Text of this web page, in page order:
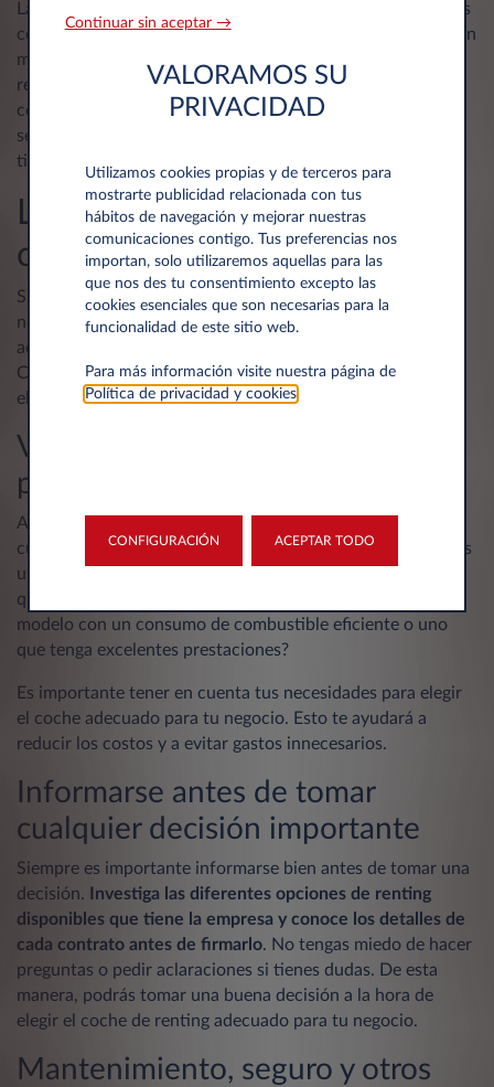
Las empresas de renting también ofrecen coches eléctricos
como una opción de renting. Los vehículos eléctricos tienen
muchas ventajas como el bajo consumo de energía, la
reducción de emisiones contaminantes y la posibilidad de
conducir en áreas restringidas de emisiones. Además,
seguramente puedas beneficiarte de algunas ventajas de
tipo fiscal.
Los consejos para elegir el
coche de renting perfecto
Si estás buscando un coche de renting de calidad para tu
negocio, es importante tener en cuenta algunos consejos
adicionales que te ayudarán a tomar una buena decisión.
Considera los siguientes aspectos antes de hacer tu
elección:
Valora siempre tus necesidades
para una mejor elección
Antes de elegir un coche de renting, evalúa
cuidadosamente las necesidades de tu empresa. ¿Necesitas
un coche con mucho espacio de almacenamiento, o uno
que sea fácil de manejar y de estacionar? ¿Buscas un
modelo con un consumo de combustible eficiente o uno
que tenga excelentes prestaciones?
Es importante tener en cuenta tus necesidades para elegir
el coche adecuado para tu negocio. Esto te ayudará a
reducir los costos y a evitar gastos innecesarios.
Informarse antes de tomar
cualquier decisión importante
Siempre es importante informarse bien antes de tomar una
decisión. Investiga las diferentes opciones de renting
disponibles que tiene la empresa y conoce los detalles de
cada contrato antes de firmarlo. No tengas miedo de hacer
preguntas o pedir aclaraciones si tienes dudas. De esta
manera, podrás tomar una buena decisión a la hora de
elegir el coche de renting adecuado para tu negocio.
Mantenimiento, seguro y otros
Continuar sin aceptar →
VALORAMOS SU
PRIVACIDAD
Utilizamos cookies propias y de terceros para
mostrarte publicidad relacionada con tus
hábitos de navegación y mejorar nuestras
comunicaciones contigo. Tus preferencias nos
importan, solo utilizaremos aquellas para las
que nos des tu consentimiento excepto las
cookies esenciales que son necesarias para la
funcionalidad de este sitio web.
Para más información visite nuestra página de
Política de privacidad y cookies.
CONFIGURACIÓN ACEPTAR TODO